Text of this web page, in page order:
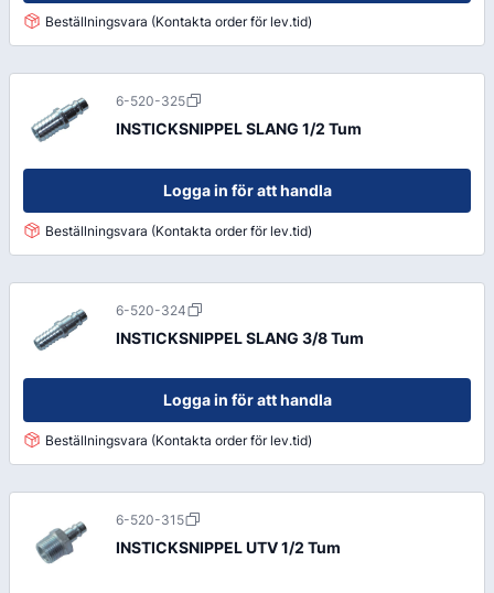
Beställningsvara (Kontakta order för lev.tid)
6-520-325
INSTICKSNIPPEL SLANG 1/2 Tum
Logga in för att handla
Beställningsvara (Kontakta order för lev.tid)
6-520-324
INSTICKSNIPPEL SLANG 3/8 Tum
Logga in för att handla
Beställningsvara (Kontakta order för lev.tid)
6-520-315
INSTICKSNIPPEL UTV 1/2 Tum